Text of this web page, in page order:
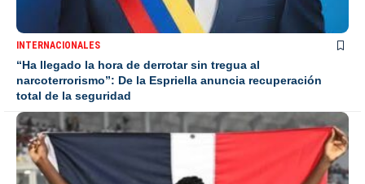
INTERNACIONALES
“Ha llegado la hora de derrotar sin tregua al
narcoterrorismo”: De la Espriella anuncia recuperación
total de la seguridad